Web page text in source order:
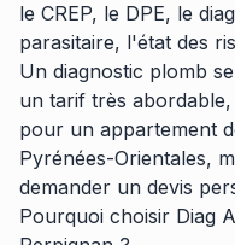
le CREP, le DPE, le
parasitaire, l'état des
Un diagnostic plomb
un tarif très
pour un appartement
Pyrénées-Orientales,
demander un devis
Pourquoi choisir Diag